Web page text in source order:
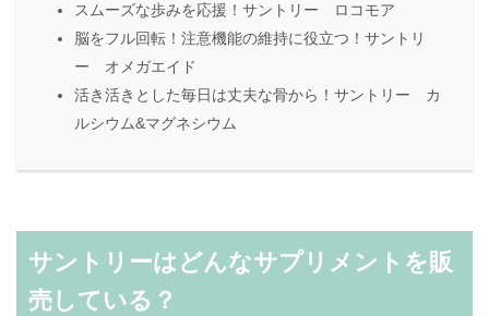
スムーズな歩みを応援！サントリー ロコモア
脳をフル回転！注意機能の維持に役立つ！サントリ
ー オメガエイド
活き活きとした毎日は丈夫な骨から！サントリー カ
ルシウム&マグネシウム
サントリーはどんなサプリメントを販
売している？